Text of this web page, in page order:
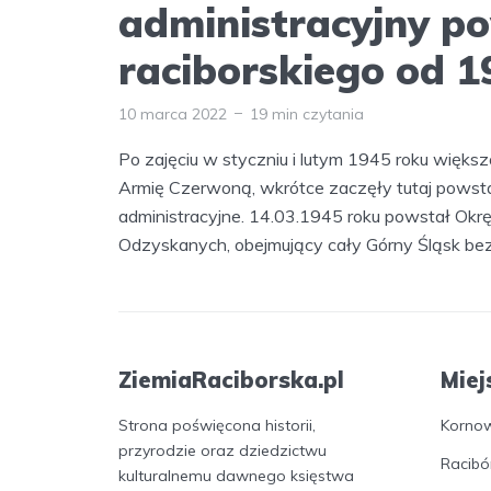
administracyjny
raciborskiego od
10 marca 2022 19 min czytania
Po zajęciu w styczniu i lutym 1945 roku
Armię Czerwoną, wkrótce zaczęły tutaj
administracyjne. 14.03.1945 roku powstał
Odzyskanych, obejmujący cały Górny Śląsk
ZiemiaRaciborska.pl
Strona poświęcona historii,
przyrodzie oraz dziedzictwu
kulturalnemu dawnego księstwa